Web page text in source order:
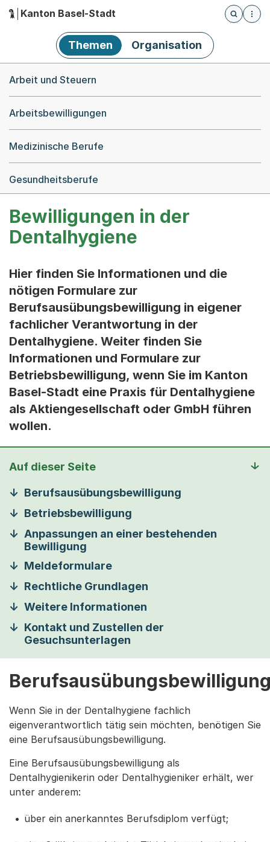
Hauptnavigation
Kanton Basel-Stadt
Öffnet
Themen Organisation
Arbeit und Steuern
Arbeitsbewilligungen
Medizinische Berufe
Gesundheitsberufe
Bewilligungen in der
Dentalhygiene
Hier finden Sie Informationen und die
nötigen Formulare zur
Berufsausübungsbewilligung in eigener
fachlicher Verantwortung in der
Dentalhygiene. Weiter finden Sie
Informationen und Formulare zur
Betriebsbewilligung, wenn Sie im Kanton
Basel-Stadt eine Praxis für Dentalhygiene
als Aktiengesellschaft oder GmbH führen
wollen.
Auf dieser Seite
Berufsausübungsbewilligung
Betriebsbewilligung
Anpassungen an einer bestehenden
Bewilligung
Meldeformulare
Rechtliche Grundlagen
Weitere Informationen
Kontakt und Zustellen der
Gesuchsunterlagen
Wenn Sie in der Dentalhygiene fachlich
eigenverantwortlich tätig sein möchten, benötigen Sie
eine Berufsausübungsbewilligung.
Eine Berufsausübungsbewilligung als
Dentalhygienikerin oder Dentalhygieniker erhält, wer
unter anderem:
über ein anerkanntes Berufsdiplom verfügt;